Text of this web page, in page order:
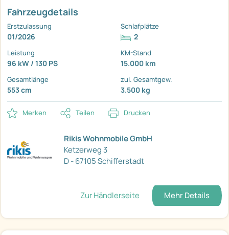
Fahrzeugdetails
Erstzulassung
01/2026
Schlafplätze
2
Leistung
96 kW / 130 PS
KM-Stand
15.000 km
Gesamtlänge
553 cm
zul. Gesamtgew.
3.500 kg
Merken Teilen Drucken
Rikis Wohnmobile GmbH
Ketzerweg 3
D - 67105 Schifferstadt
Zur Händlerseite Mehr Details